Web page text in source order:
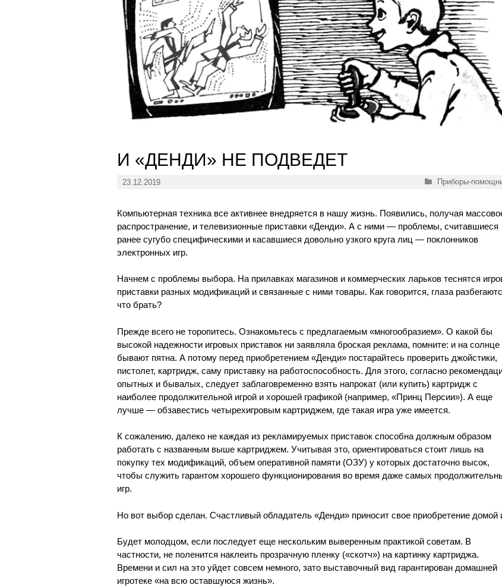
И «ДЕНДИ» НЕ ПОДВЕДЕТ
23.12.2019 Рубрики
Приборы-
Компьютерная техника все активнее внедряется в нашу жизнь. Появились, получая
распространение, и телевизионные приставки «Денди». А с ними — проблемы, считавшиеся
ранее сугубо специфическими и касавшиеся довольно узкого круга лиц — поклонников
электронных игр.
Начнем с проблемы выбора. На прилавках магазинов и коммерческих ларьков теснятся
приставки разных модификаций и связанные с ними товары. Как говорится, глаза
что брать?
Прежде всего не торопитесь. Ознакомьтесь с предлагаемым «многообразием». О какой бы
высокой надежности игровых приставок ни заявляла броская реклама, помните: и на солнце
бывают пятна. А потому перед приобретением «Денди» постарайтесь проверить джойстики,
пистолет, картридж, саму приставку на работоспособность. Для этого, согласно
опытных и бывалых, следует заблаговременно взять напрокат (или купить) картридж с
наиболее продолжительной игрой и хорошей графикой (например, «Принц Персии»). А еще
лучше — обзавестись четырехигровым картриджем, где такая игра уже имеется.
К сожалению, далеко не каждая из рекламируемых приставок способна должным образом
работать с названным выше картриджем. Учитывая это, ориентироваться стоит лишь на
покупку тех модификаций, объем оперативной памяти (ОЗУ) у которых достаточно высок,
чтобы служить гарантом хорошего функционирования во время даже самых
игр.
Но вот выбор сделан. Счастливый обладатель «Денди» приносит свое приобретение
Будет молодцом, если последует еще нескольким выверенным практикой советам. В
частности, не поленится наклеить прозрачную пленку («скотч») на картинку картриджа.
Времени и сил на это уйдет совсем немного, зато выставочный вид гарантирован домашней
игротеке «на всю оставшуюся жизнь».